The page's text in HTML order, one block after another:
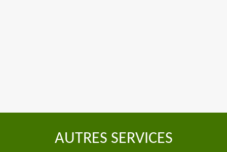
AUTRES SERVICES